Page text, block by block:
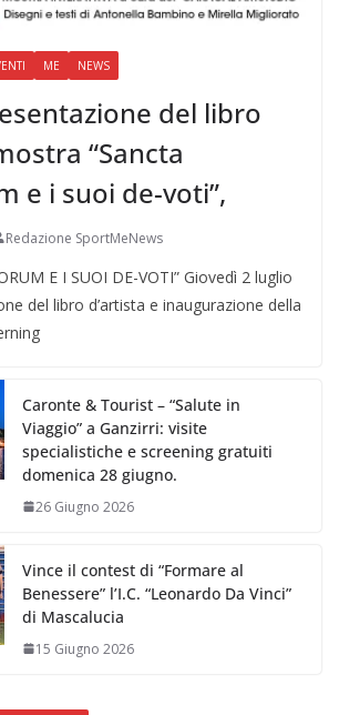
ME NEWS
del libro
“Sancta
e i suoi de-voti”,
Redazione SportMeNews
E I SUOI DE-VOTI” Giovedì 2 luglio
del libro d’artista e inaugurazione della
Caronte & Tourist – “Salute in
Viaggio” a Ganzirri: visite
specialistiche e screening gratuiti
domenica 28 giugno.
26 Giugno 2026
Vince il contest di “Formare al
Benessere” l’I.C. “Leonardo Da Vinci”
di Mascalucia
15 Giugno 2026